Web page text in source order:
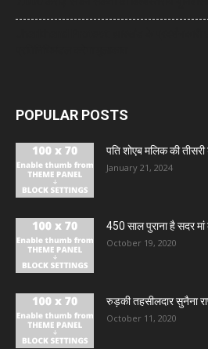
POPULAR POSTS
पति शोएब मलिक की तीसरी
January 21, 2024
450 साल पुराना है सदर मां
October 19, 2020
रुड़की तहसीलदार सुनैना
October 11, 2020